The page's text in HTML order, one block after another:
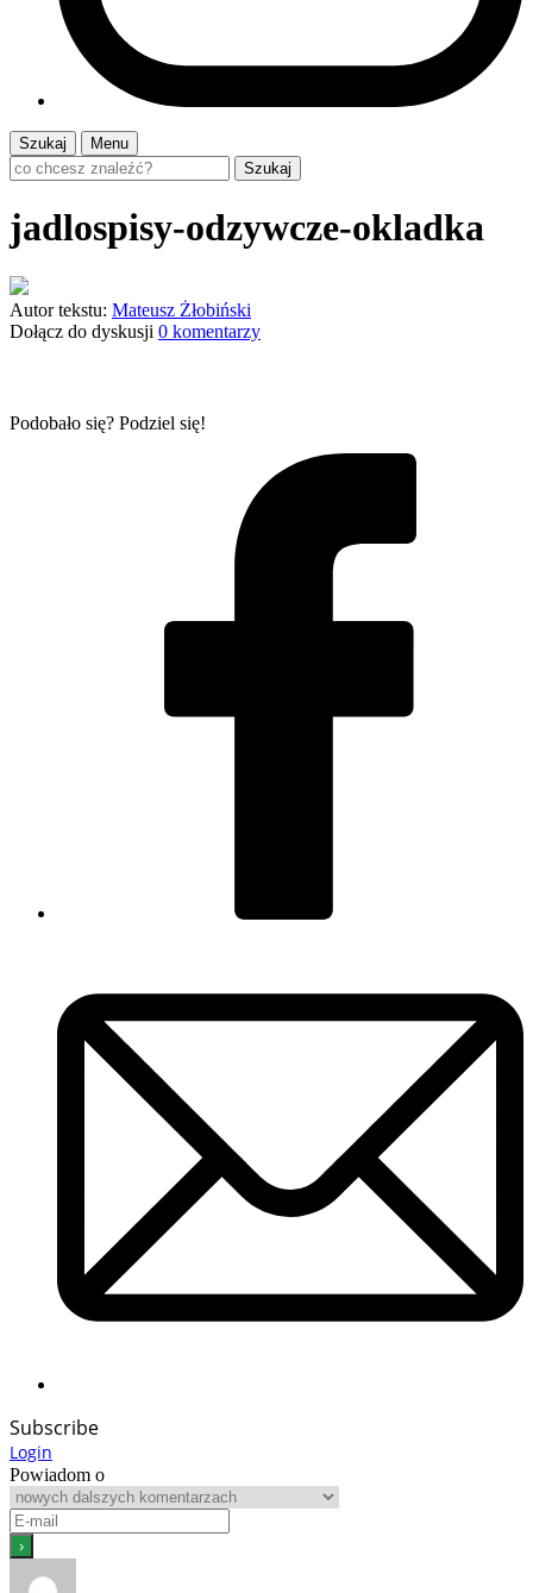
Szukaj
Menu
Szukaj
jadlospisy-odzywcze-okladka
Autor tekstu: Mateusz Żłobiński
Dołącz do dyskusji 0 komentarzy
Podobało się? Podziel się!
Subscribe
Login
Powiadom o